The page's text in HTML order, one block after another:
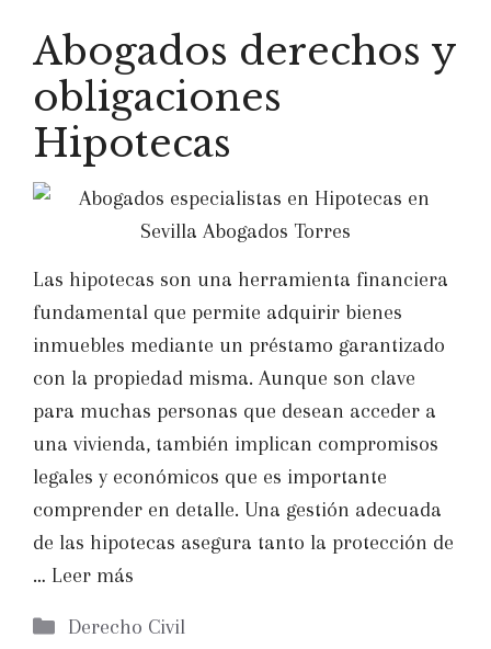
Abogados derechos y
obligaciones
Hipotecas
Las hipotecas son una herramienta financiera
fundamental que permite adquirir bienes
inmuebles mediante un préstamo garantizado
con la propiedad misma. Aunque son clave
para muchas personas que desean acceder a
una vivienda, también implican compromisos
legales y económicos que es importante
comprender en detalle. Una gestión adecuada
de las hipotecas asegura tanto la protección de
… Leer más
Categorías
Derecho Civil